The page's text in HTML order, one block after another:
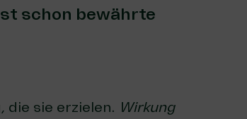
schon bewährte
die sie erzielen. Wirkung